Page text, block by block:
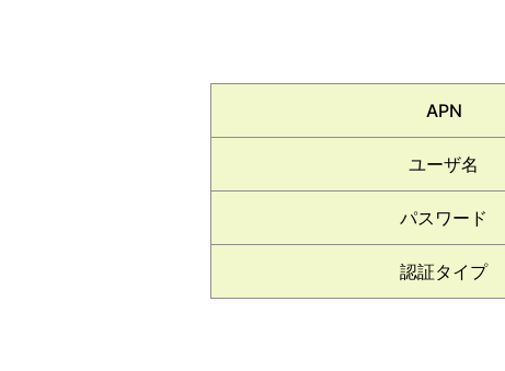
APN
ユーザ名
パスワード
認証タイプ